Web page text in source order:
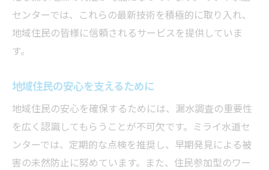
センターでは、これらの最新技術を積極的に取り入れ、
地域住民の皆様に信頼されるサービスを提供していま
す。
地域住民の安心を支えるために
地域住民の安心を確保するためには、漏水調査の重要性
を広く認識してもらうことが不可欠です。ミライ水道セ
ンターでは、定期的な点検を推奨し、早期発見による被
害の未然防止に努めています。また、住民参加型のワー